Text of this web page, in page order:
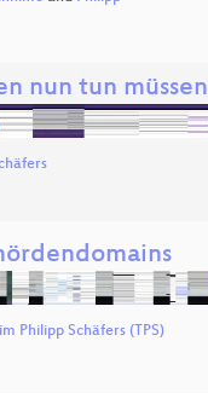
nun tun müssen
Philipp Schäfers (TPS)